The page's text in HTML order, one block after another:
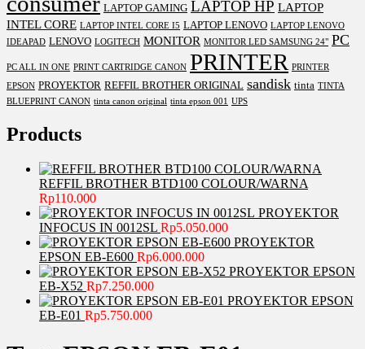
LAPTOP GAMING LAPTOP HP LAPTOP
INTEL CORE LAPTOP INTEL CORE I5 LAPTOP LENOVO LAPTOP LENOVO
IDEAPAD LENOVO LOGITECH MONITOR MONITOR LED SAMSUNG 24" PC
PC ALL IN ONE PRINT CARTRIDGE CANON PRINTER PRINTER
EPSON PROYEKTOR REFFIL BROTHER ORIGINAL sandisk tinta TINTA
BLUEPRINT CANON tinta canon original tinta epson 001 UPS
Products
REFFIL BROTHER BTD100 COLOUR/WARNA
Rp110.000
PROYEKTOR
INFOCUS IN 0012SL Rp5.050.000
PROYEKTOR
EPSON EB-E600 Rp6.000.000
PROYEKTOR EPSON
EB-X52 Rp7.250.000
PROYEKTOR EPSON
EB-E01 Rp5.750.000